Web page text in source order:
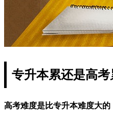
专升本累还是高考
高考难度是比专升本难度大的